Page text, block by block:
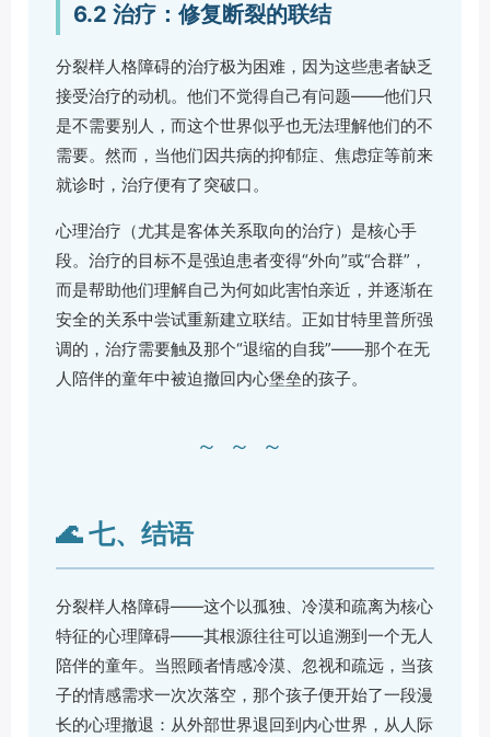
6.2 治疗：修复断裂的联结
分裂样人格障碍的治疗极为困难，因为这些患者缺乏
接受治疗的动机。他们不觉得自己有问题——他们只
是不需要别人，而这个世界似乎也无法理解他们的不
需要。然而，当他们因共病的抑郁症、焦虑症等前来
就诊时，治疗便有了突破口。
心理治疗（尤其是客体关系取向的治疗）是核心手
段。治疗的目标不是强迫患者变得“外向”或“合群”，
而是帮助他们理解自己为何如此害怕亲近，并逐渐在
安全的关系中尝试重新建立联结。正如甘特里普所强
调的，治疗需要触及那个“退缩的自我”——那个在无
人陪伴的童年中被迫撤回内心堡垒的孩子。
～～～
🌊 七、结语
分裂样人格障碍——这个以孤独、冷漠和疏离为核心
特征的心理障碍——其根源往往可以追溯到一个无人
陪伴的童年。当照顾者情感冷漠、忽视和疏远，当孩
子的情感需求一次次落空，那个孩子便开始了一段漫
长的心理撤退：从外部世界退回到内心世界，从人际